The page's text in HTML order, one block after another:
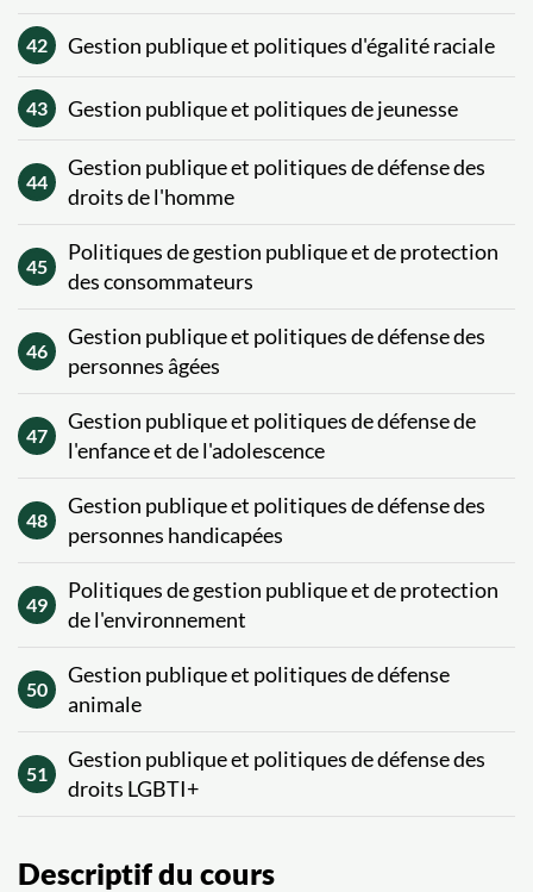
42 Gestion publique et politiques d'égalité raciale
43 Gestion publique et politiques de jeunesse
44
Gestion publique et politiques de défense des
droits de l'homme
45
Politiques de gestion publique et de protection
des consommateurs
46
Gestion publique et politiques de défense des
personnes âgées
47
Gestion publique et politiques de défense de
l'enfance et de l'adolescence
48
Gestion publique et politiques de défense des
personnes handicapées
49
Politiques de gestion publique et de protection
de l'environnement
50
Gestion publique et politiques de défense
animale
51
Gestion publique et politiques de défense des
droits LGBTI+
Descriptif du cours